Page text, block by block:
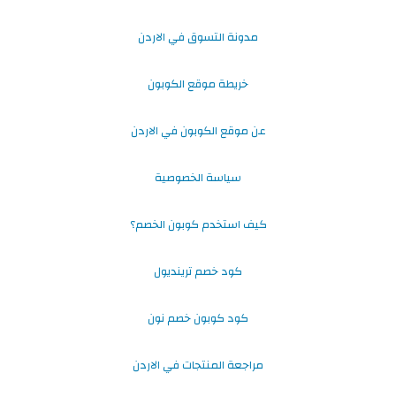
مدونة التسوق في الاردن
خريطة موقع الكوبون
عن موقع الكوبون في الاردن
سياسة الخصوصية
كيف استخدم كوبون الخصم؟
كود خصم ترينديول
كود كوبون خصم نون
مراجعة المنتجات في الاردن